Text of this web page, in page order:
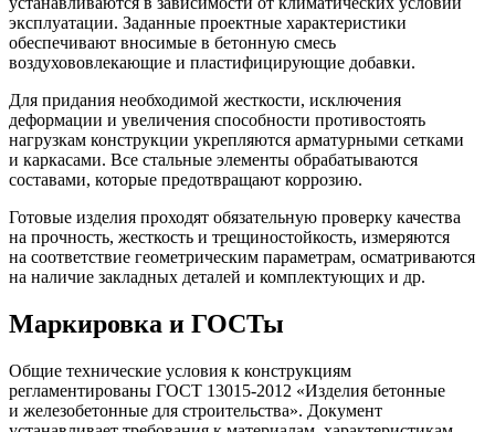
эксплуатации. Заданные проектные характеристики
обеспечивают вносимые в бетонную смесь
воздухововлекающие и пластифицирующие добавки.
Для придания необходимой жесткости, исключения
деформации и увеличения способности противостоять
нагрузкам конструкции укрепляются арматурными сетками
и каркасами. Все стальные элементы обрабатываются
составами, которые предотвращают коррозию.
Готовые изделия проходят обязательную проверку качества
на прочность, жесткость и трещиностойкость, измеряются
на соответствие геометрическим параметрам, осматриваются
на наличие закладных деталей и комплектующих и др.
Маркировка и ГОСТы
Общие технические условия к конструкциям
регламентированы ГОСТ 13015-2012 «Изделия бетонные
и железобетонные для строительства». Документ